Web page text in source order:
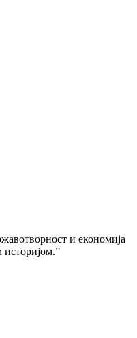
и економија
историјом.”